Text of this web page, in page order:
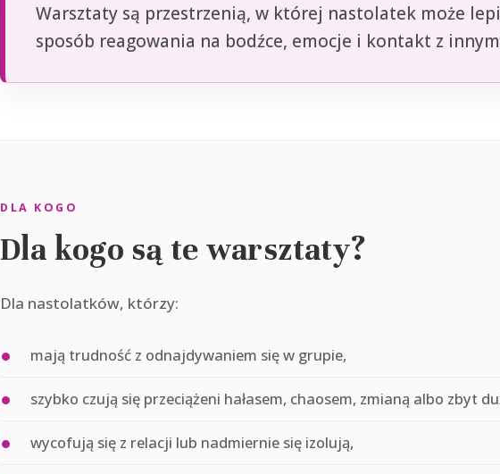
Warsztaty są przestrzenią, w której nastolatek może
sposób reagowania na bodźce, emocje i kontakt z
DLA KOGO
Dla kogo są te warsztaty?
Dla nastolatków, którzy:
mają trudność z odnajdywaniem się w grupie,
szybko czują się przeciążeni hałasem, chaosem, zmianą albo zbyt
wycofują się z relacji lub nadmiernie się izolują,